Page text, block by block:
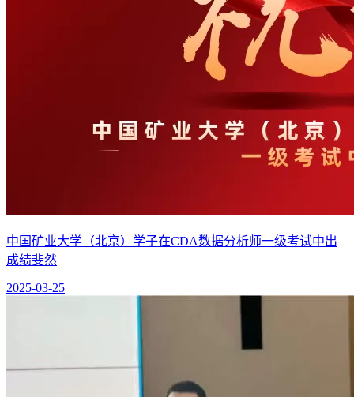
中国矿业大学（北京）学子在CDA数据分析师一级考试中出
成绩斐然
2025-03-25